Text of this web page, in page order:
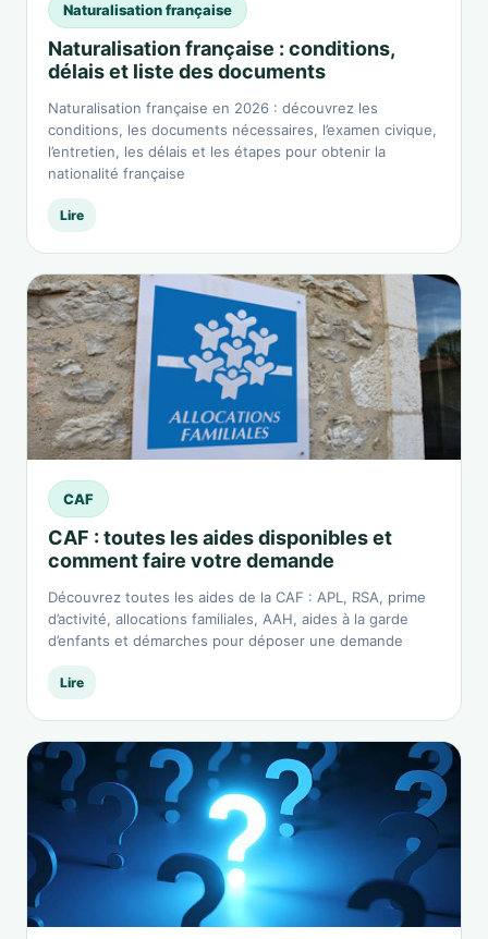
Naturalisation française
Naturalisation française : conditions,
délais et liste des documents
Naturalisation française en 2026 : découvrez les
conditions, les documents nécessaires, l’examen civique,
l’entretien, les délais et les étapes pour obtenir la
nationalité française
Lire
CAF
CAF : toutes les aides disponibles et
comment faire votre demande
Découvrez toutes les aides de la CAF : APL, RSA, prime
d’activité, allocations familiales, AAH, aides à la garde
d’enfants et démarches pour déposer une demande
Lire